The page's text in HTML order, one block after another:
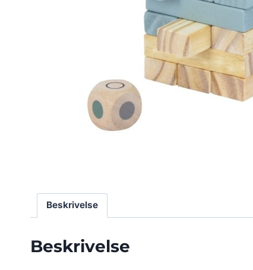
Beskrivelse
Beskrivelse